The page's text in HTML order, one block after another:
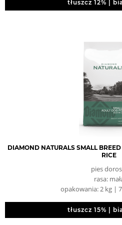
tłuszcz 12% |
DIAMOND NATURALS SMALL
RICE
pies
rasa:
opakowania: 2 kg |
tłuszcz 15% |